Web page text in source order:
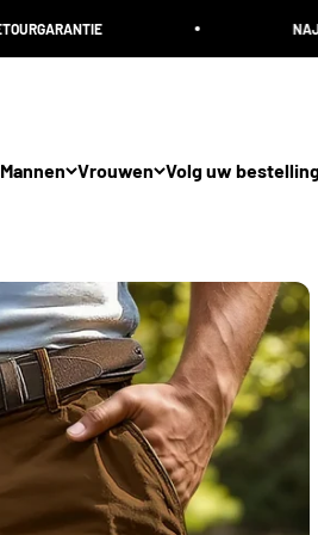
NAJAARSACTIE -
Mannen Vrouwen Volg uw